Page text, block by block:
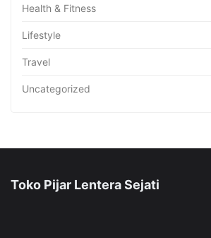
Health & Fitness
Lifestyle
Travel
Uncategorized
Toko Pijar Lentera Sejati